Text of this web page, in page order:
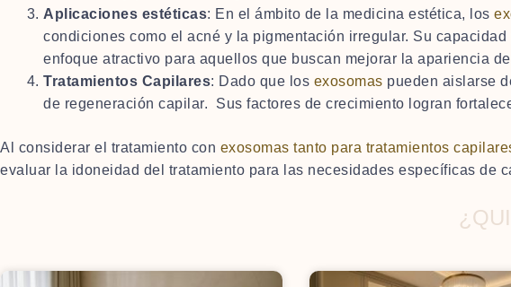
Aplicaciones estéticas: En el ámbito de la medicina estética, los
condiciones como el acné y la pigmentación irregular. Su
enfoque atractivo para aquellos que buscan mejorar la apariencia
Tratamientos Capilares: Dado que los exosomas pueden aislarse
de regeneración capilar. Sus factores de crecimiento logran
Al considerar el tratamiento con exosomas tanto para tratamientos
evaluar la idoneidad del tratamiento para las necesidades específicas de